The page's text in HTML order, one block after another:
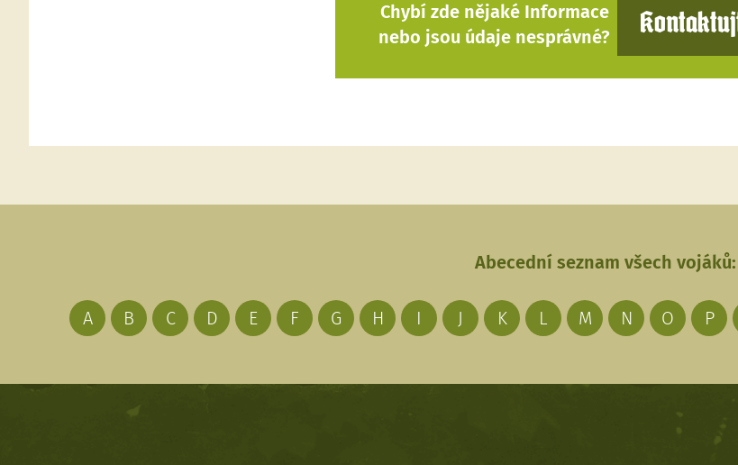
Chybí zde nějaké Informace
nebo jsou údaje nesprávné?
Abecední seznam všech vojáků:
A B C D E F G H I J K L M N O P